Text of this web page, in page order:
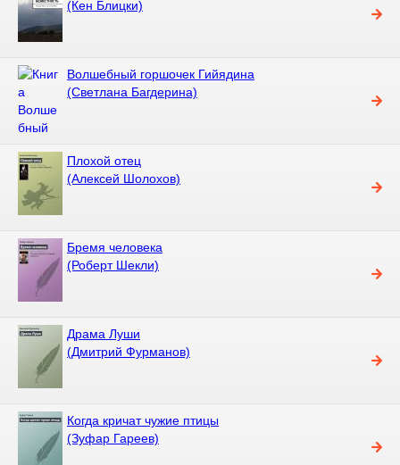
(Кен Блицки)
Волшебный горшочек Гийядина
(Светлана Багдерина)
Плохой отец
(Алексей Шолохов)
Бремя человека
(Роберт Шекли)
Драма Луши
(Дмитрий Фурманов)
Когда кричат чужие птицы
(Зуфар Гареев)